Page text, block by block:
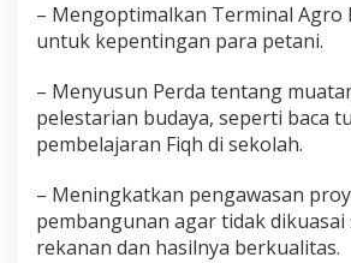
– Mengoptimalkan Terminal Agro
untuk kepentingan para petani.
– Menyusun Perda tentang
pelestarian budaya, seperti baca
pembelajaran Fiqh di sekolah.
– Meningkatkan pengawasan
pembangunan agar tidak
rekanan dan hasilnya berkualitas.